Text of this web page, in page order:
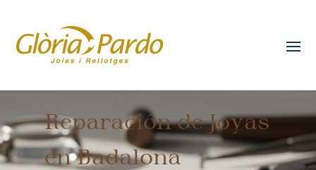
Reparación de Joyas
en Badalona